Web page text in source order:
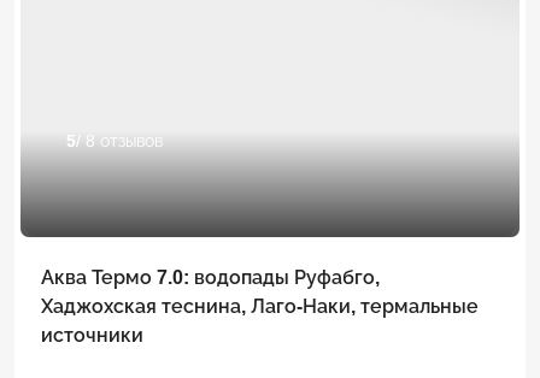
5/ 8 отзывов
Аква Термо 7.0: водопады Руфабго,
Хаджохская теснина, Лаго-Наки, термальные
источники